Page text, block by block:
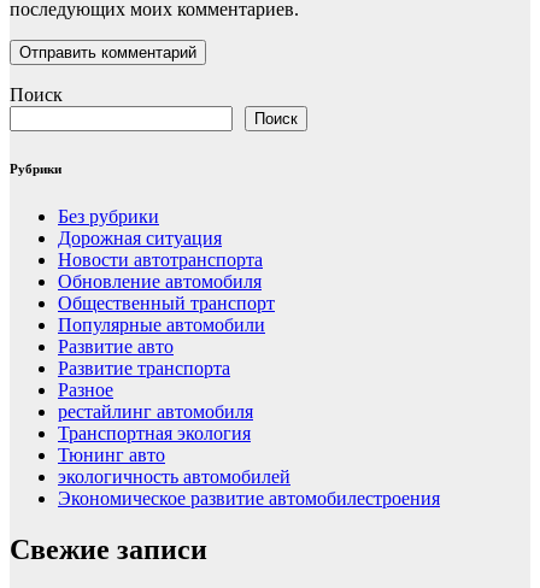
последующих моих комментариев.
Поиск
Поиск
Рубрики
Без рубрики
Дорожная ситуация
Новости автотранспорта
Обновление автомобиля
Общественный транспорт
Популярные автомобили
Развитие авто
Развитие транспорта
Разное
рестайлинг автомобиля
Транспортная экология
Тюнинг авто
экологичность автомобилей
Экономическое развитие автомобилестроения
Свежие записи